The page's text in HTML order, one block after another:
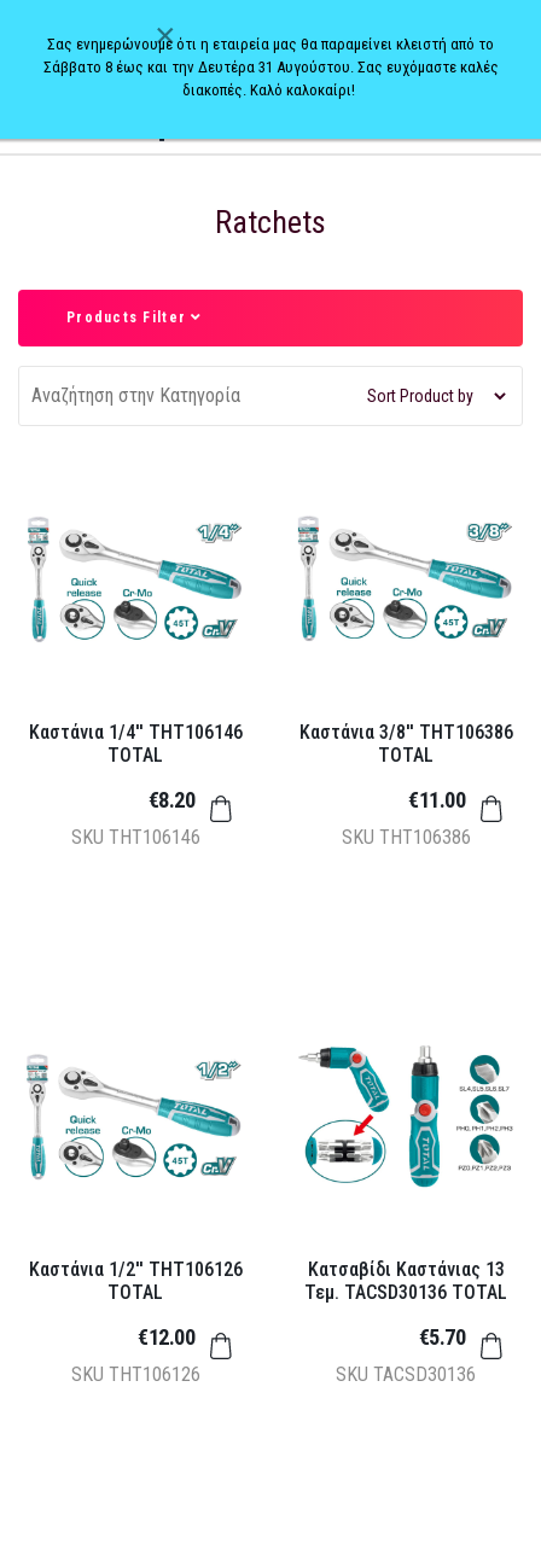
Ratchets
Products Filter
Καστάνια 1/4'' THT106146
TOTAL
SKU THT106146
€8.20
Καστάνια 3/8'' THT106386
TOTAL
SKU THT106386
€11.00
Καστάνια 1/2'' THT106126
TOTAL
SKU THT106126
€12.00
Κατσαβίδι Καστάνιας 13
Τεμ. TACSD30136 TOTAL
SKU TACSD30136
€5.70
×
Σας ενημερώνουμε ότι η εταιρεία μας θα παραμείνει κλειστή από το
Σάββατο 8 έως και την Δευτέρα 31 Αυγούστου. Σας ευχόμαστε καλές
διακοπές. Καλό καλοκαίρι!